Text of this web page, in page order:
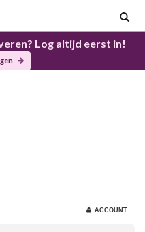
Log altijd eerst in!
ACCOUNT